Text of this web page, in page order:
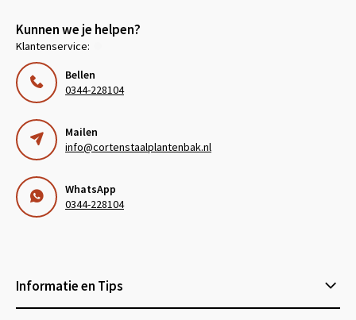
Kunnen we je helpen?
Klantenservice:
Bellen
0344-228104
Mailen
info@cortenstaalplantenbak.nl
WhatsApp
0344-228104
Informatie en Tips